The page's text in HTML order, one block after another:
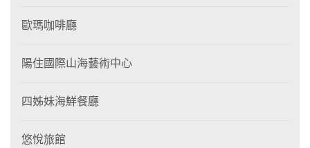
歐瑪咖啡廳
陽住國際山海藝術中心
四姊妹海鮮餐廳
悠悅旅館